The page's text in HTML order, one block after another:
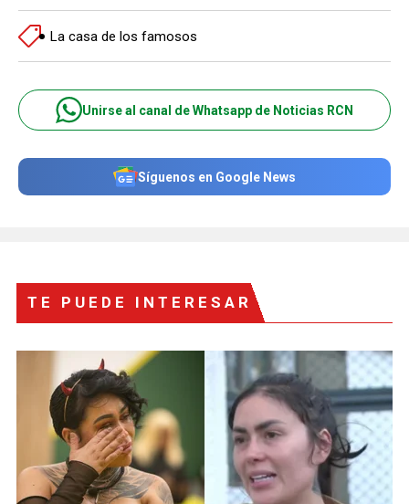
La casa de los famosos
Unirse al canal de Whatsapp de Noticias RCN
Síguenos en Google News
TE PUEDE INTERESAR